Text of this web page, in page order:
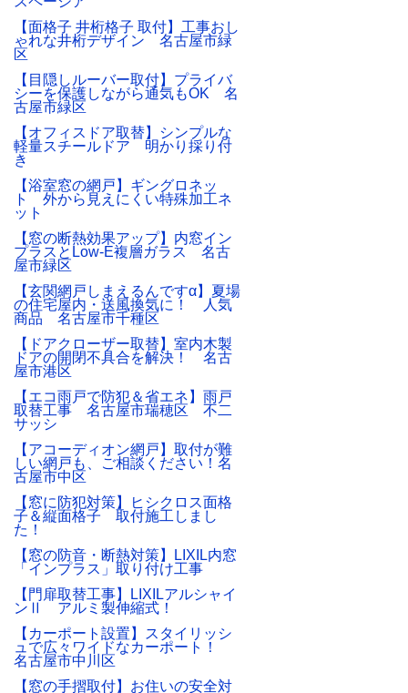
【面格子 井桁格子 取付】工事おし
ゃれな井桁デザイン 名古屋市緑
区
【目隠しルーバー取付】プライバ
シーを保護しながら通気もOK 名
古屋市緑区
【オフィスドア取替】シンプルな
軽量スチールドア 明かり採り付
き
【浴室窓の網戸】ギングロネッ
ト 外から見えにくい特殊加工ネ
ット
【窓の断熱効果アップ】内窓イン
プラスとLow-E複層ガラス 名古
屋市緑区
【玄関網戸しまえるんですα】夏場
の住宅屋内・送風換気に！ 人気
商品 名古屋市千種区
【ドアクローザー取替】室内木製
ドアの開閉不具合を解決！ 名古
屋市港区
【エコ雨戸で防犯＆省エネ】雨戸
取替工事 名古屋市瑞穂区 不二
サッシ
【アコーディオン網戸】取付が難
しい網戸も、ご相談ください！名
古屋市中区
【窓に防犯対策】ヒシクロス面格
子＆縦面格子 取付施工しまし
た！
【窓の防音・断熱対策】LIXIL内窓
「インプラス」取り付け工事
【門扉取替工事】LIXILアルシャイ
ンⅡ アルミ製伸縮式！
【カーポート設置】スタイリッシ
ュで広々ワイドなカーポート！
名古屋市中川区
【窓の手摺取付】お住いの安全対